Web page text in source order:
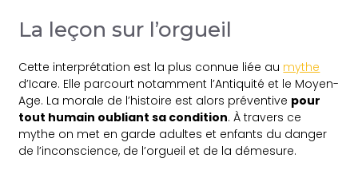
La leçon sur l’orgueil
Cette interprétation est la plus connue liée au mythe
d’Icare. Elle parcourt notamment l’Antiquité et le Moyen-
Age. La morale de l’histoire est alors préventive pour
tout humain oubliant sa condition. À travers ce
mythe on met en garde adultes et enfants du danger
de l’inconscience, de l’orgueil et de la démesure.